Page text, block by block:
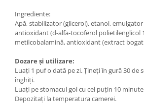
Ingrediente:
Apă, stabilizator (glicerol), etanol,
antioxidant (d-alfa-tocoferol polietilenglicol
metilcobalamină, antioxidant (extract
Dozare și utilizare:
Luați 1 puf o dată pe zi. Țineți în gură 30 de
înghiți.
Luați pe stomacul gol cu cel puțin 10
Depozitați la temperatura camerei.